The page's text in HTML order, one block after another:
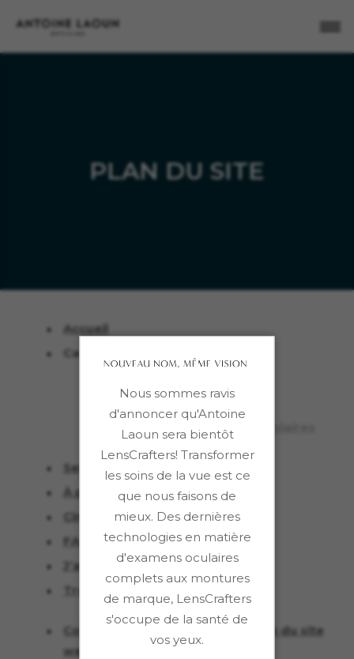
Nous sommes ravis
d'annoncer qu'Antoine
Laoun sera bientôt
LensCrafters! Transformer
les soins de la vue est ce
que nous faisons de
mieux. Des dernières
technologies en matière
d'examens oculaires
complets aux montures
de marque, LensCrafters
s'occupe de la santé de
vos yeux.
X
PLAN DU SITE
Accueil
Catégories
Lunettes de soleil
Verres ophtalmiques et solaires
Services
À propos
Cinéma
FAQ
J’aime mon opticien
Trouvez une succursale
Conditions générales d'utilisation du site
web